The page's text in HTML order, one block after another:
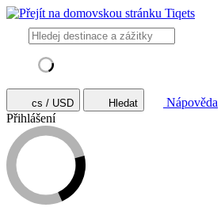
cs / USD Hledat
Nápověda
Přihlášení